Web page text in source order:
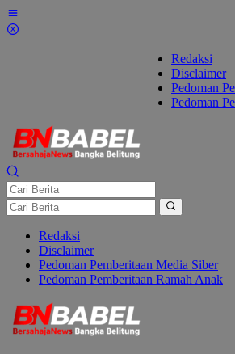
Lewati
ke
Redaksi
Disclaimer
Pedoman
Pedoman
Redaksi
Disclaimer
Pedoman Pemberitaan Media Siber
Pedoman Pemberitaan Ramah Anak